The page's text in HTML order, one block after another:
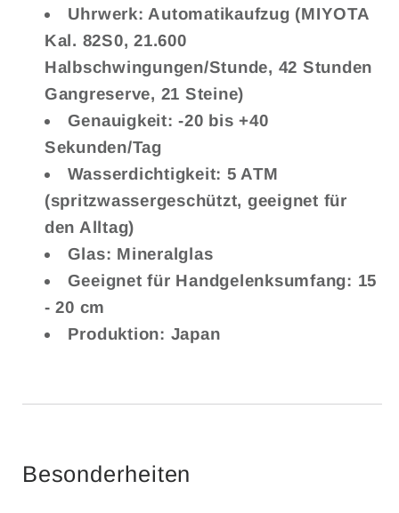
Uhrwerk: Automatikaufzug (MIYOTA
Kal. 82S0, 21.600
Halbschwingungen/Stunde, 42 Stunden
Gangreserve, 21 Steine)
Genauigkeit: -20 bis +40
Sekunden/Tag
Wasserdichtigkeit: 5 ATM
(spritzwassergeschützt, geeignet für
den Alltag)
Glas: Mineralglas
Geeignet für Handgelenksumfang: 15
- 20 cm
Produktion: Japan
Besonderheiten